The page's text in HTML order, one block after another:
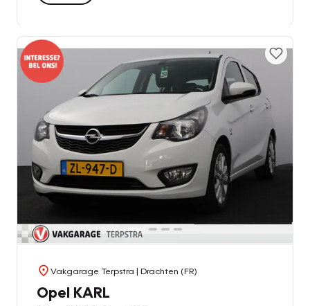
Vakgarage Terpstra | Drachten (FR)
Opel KARL